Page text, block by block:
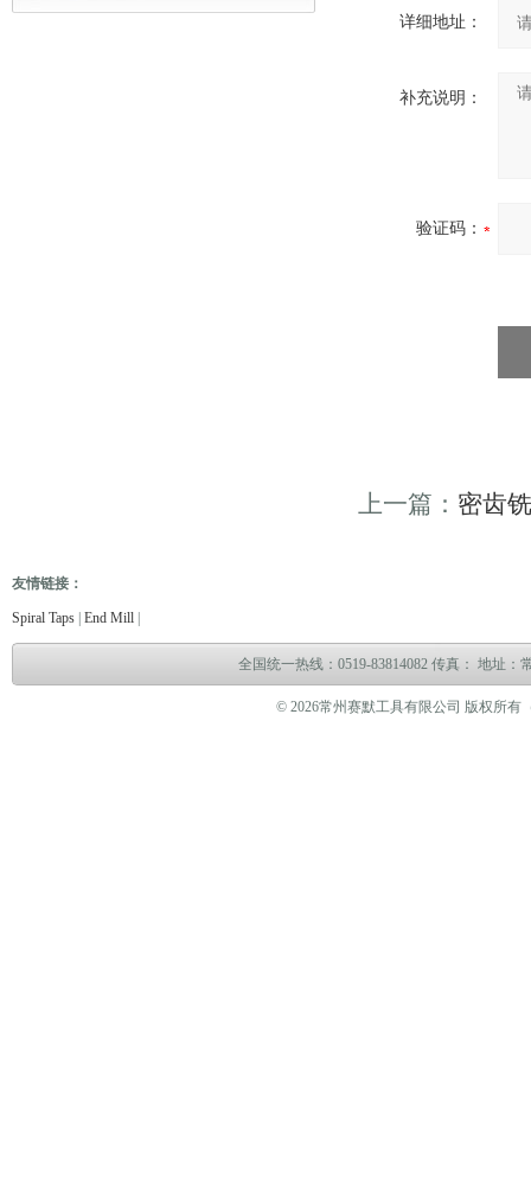
详细地址：
补充说明：
验证码：
上一篇： 密齿
友情链接：
Spiral Taps End Mill
故障测试仪 电缆故障测试仪
全国统一热线：0519-83814082 传真： 地址：
© 2026常州赛默工具有限公司 版权所有